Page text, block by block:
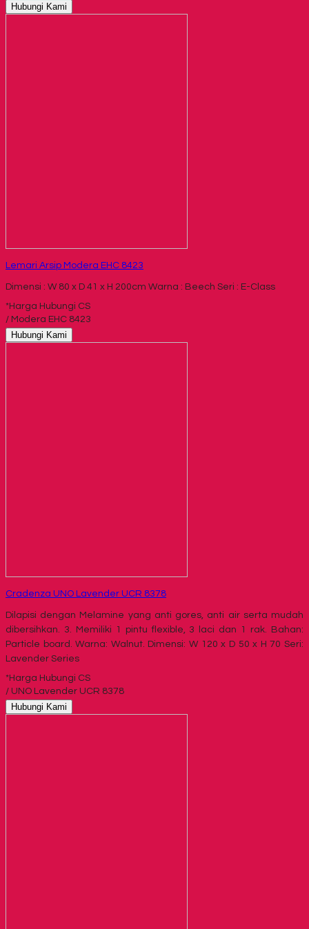
Hubungi Kami
Lemari Arsip Modera EHC 8423
Dimensi : W 80 x D 41 x H 200cm Warna : Beech Seri : E-Class
*Harga Hubungi CS
/ Modera EHC 8423
Hubungi Kami
Cradenza UNO Lavender UCR 8378
Dilapisi dengan Melamine yang anti gores, anti air serta mudah
dibersihkan. 3. Memiliki 1 pintu flexible, 3 laci dan 1 rak. Bahan:
Particle board. Warna: Walnut. Dimensi: W 120 x D 50 x H 70 Seri:
Lavender Series
*Harga Hubungi CS
/ UNO Lavender UCR 8378
Hubungi Kami